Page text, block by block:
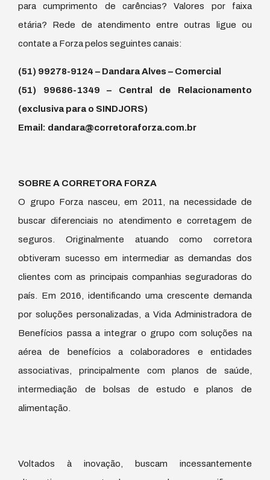
para cumprimento de carências? Valores por faixa
etária? Rede de atendimento entre outras ligue ou
contate a Forza pelos seguintes canais:
(51) 99278-9124 – Dandara Alves – Comercial
(51) 99686-1349 – Central de Relacionamento
(exclusiva para o SINDJORS)
Email: dandara@corretoraforza.com.br
SOBRE A CORRETORA FORZA
O grupo Forza nasceu, em 2011, na necessidade de
buscar diferenciais no atendimento e corretagem de
seguros. Originalmente atuando como corretora
obtiveram sucesso em intermediar as demandas dos
clientes com as principais companhias seguradoras do
país. Em 2016, identificando uma crescente demanda
por soluções personalizadas, a Vida Administradora de
Benefícios passa a integrar o grupo com soluções na
aérea de benefícios a colaboradores e entidades
associativas, principalmente com planos de saúde,
intermediação de bolsas de estudo e planos de
alimentação.
Voltados à inovação, buscam incessantemente